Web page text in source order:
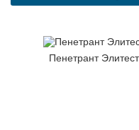
Пенетрант